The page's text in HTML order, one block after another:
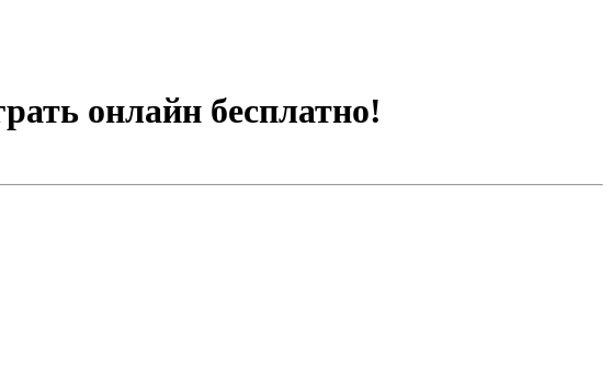
онлайн бесплатно!